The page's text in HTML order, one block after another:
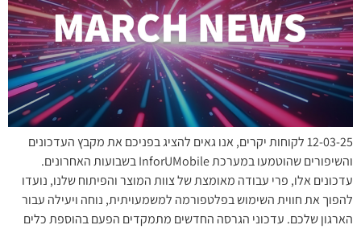
12-03-25 לקוחות יקרים, אנו גאים להציג בפניכם את מקבץ העדכונים
והשיפורים שהוטמעו במערכת InforUMobile בשבועות האחרונים.
עדכונים אלו, פרי עבודה מאומצת של צוות המוצר והפיתוח שלנו, נועדו
להפוך את חווית השימוש בפלטפורמה למשמעויתית, נוחה ויעילה עבור
הארגון שלכם. עדכוני הגרסה החדשים מתמקדים הפעם בהוספת כלים